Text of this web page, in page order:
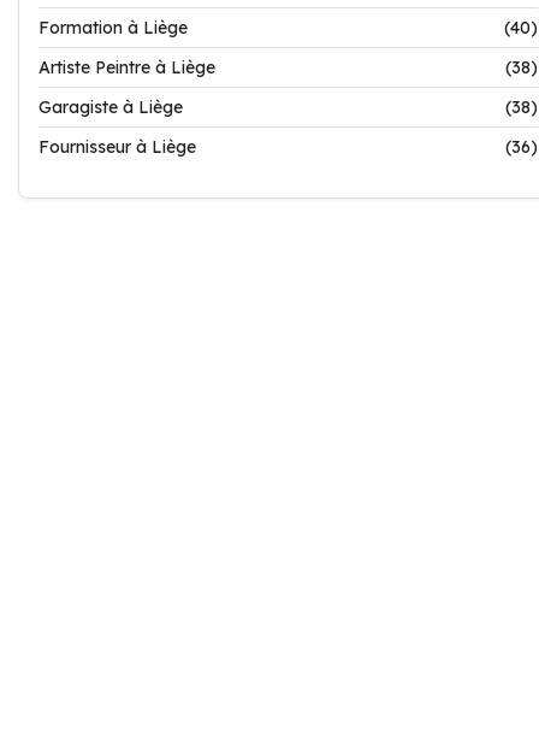
Formation à Liège
(40)
Artiste Peintre à Liège
(38)
Garagiste à Liège
(38)
Fournisseur à Liège
(36)